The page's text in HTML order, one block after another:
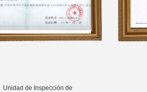
Unidad de Inspección de